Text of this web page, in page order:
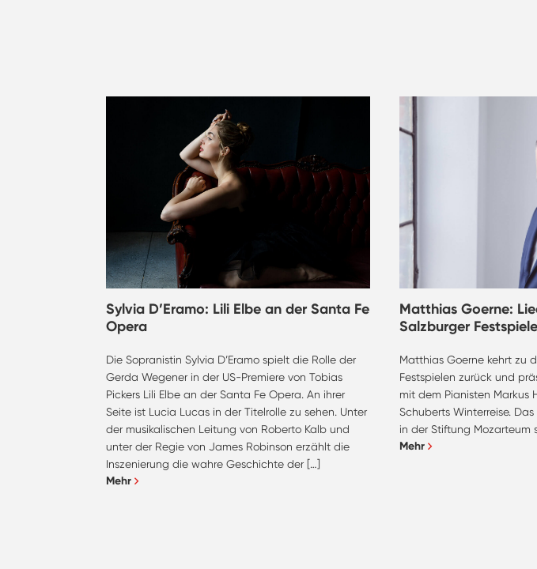
Sylvia D’Eramo: Lili Elbe an der Santa Fe
Opera
Die Sopranistin Sylvia D’Eramo spielt die Rolle der
Gerda Wegener in der US-Premiere von Tobias
Pickers Lili Elbe an der Santa Fe Opera. An ihrer
Seite ist Lucia Lucas in der Titelrolle zu sehen. Unter
der musikalischen Leitung von Roberto Kalb und
unter der Regie von James Robinson erzählt die
Inszenierung die wahre Geschichte der […]
Mehr
Matthias Goerne:
Salzburger
Matthias Goerne kehrt zu
Festspielen zurück und
mit dem Pianisten Markus
Schuberts Winterreise.
in der Stiftung Mozarteum
Mehr